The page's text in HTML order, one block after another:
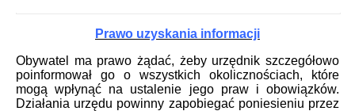
Prawo uzyskania informacji
Obywatel ma prawo żądać, żeby urzędnik szczegółowo
poinformował go o wszystkich okolicznościach, które
mogą wpłynąć na ustalenie jego praw i obowiązków.
Działania urzędu powinny zapobiegać poniesieniu przez